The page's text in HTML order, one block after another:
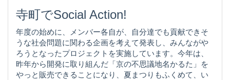
寺町でSocial Action!
年度の始めに、メンバー各自が、自分達でも貢献できそ
うな社会問題に関わる企画を考えて発表し、みんながや
ろうとなったプロジェクトを実施しています。今年は、
昨年から開発に取り組んだ「京の不思議地名かるた」を
やっと販売できることになり、夏まつりもふくめて、い